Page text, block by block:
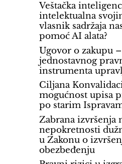
Veštačka
intelektualna
vlasnik sadržaja
pomoć AI alata?
Ugovor o zakupu
jednostavnog
instrumenta
Ciljana
mogućnost upisa
po starim
Zabrana izvršenja
nepokretnosti
u Zakonu o
obezbeđenju